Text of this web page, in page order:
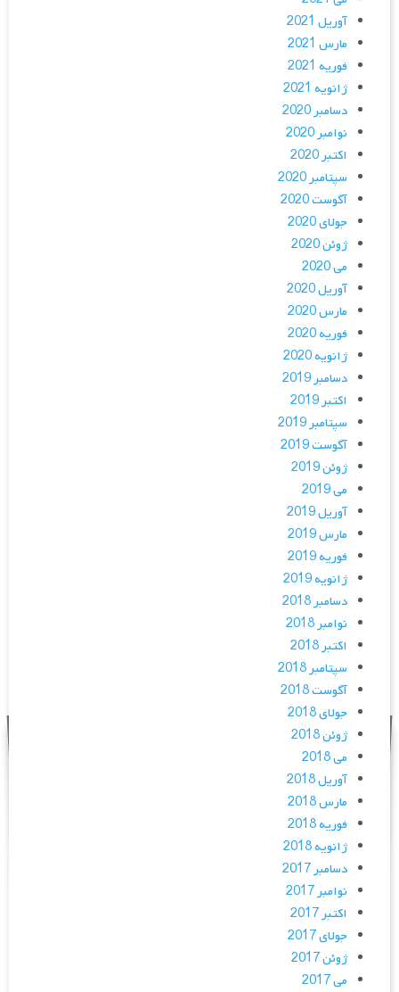
آوریل 2021
مارس 2021
فوریه 2021
ژانویه 2021
دسامبر 2020
نوامبر 2020
اکتبر 2020
سپتامبر 2020
آگوست 2020
جولای 2020
ژوئن 2020
می 2020
آوریل 2020
مارس 2020
فوریه 2020
ژانویه 2020
دسامبر 2019
اکتبر 2019
سپتامبر 2019
آگوست 2019
ژوئن 2019
می 2019
آوریل 2019
مارس 2019
فوریه 2019
ژانویه 2019
دسامبر 2018
نوامبر 2018
اکتبر 2018
سپتامبر 2018
آگوست 2018
جولای 2018
ژوئن 2018
می 2018
آوریل 2018
مارس 2018
فوریه 2018
ژانویه 2018
دسامبر 2017
نوامبر 2017
اکتبر 2017
جولای 2017
ژوئن 2017
می 2017